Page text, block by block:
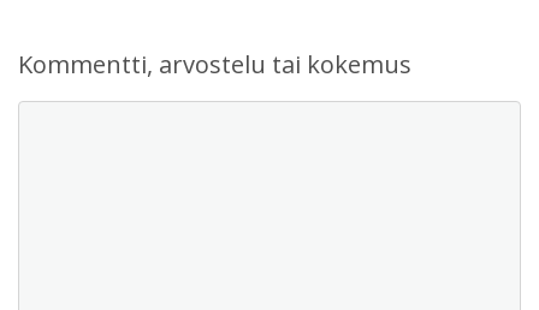
Kommentti, arvostelu tai kokemus